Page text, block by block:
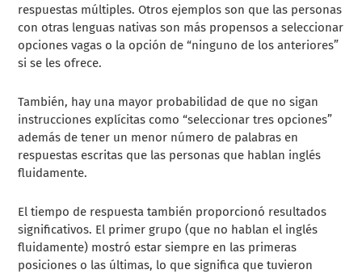
respuestas múltiples. Otros ejemplos son que las personas
con otras lenguas nativas son más propensos a seleccionar
opciones vagas o la opción de “ninguno de los anteriores”
si se les ofrece.
También, hay una mayor probabilidad de que no sigan
instrucciones explícitas como “seleccionar tres opciones”
además de tener un menor número de palabras en
respuestas escritas que las personas que hablan inglés
fluidamente.
El tiempo de respuesta también proporcionó resultados
significativos. El primer grupo (que no hablan el inglés
fluidamente) mostró estar siempre en las primeras
posiciones o las últimas, lo que significa que tuvieron